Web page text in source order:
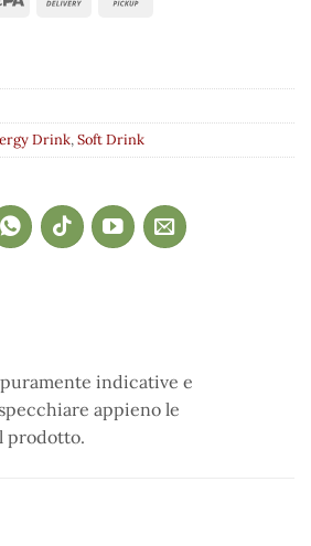
Drink,Soft Drink
indicative e
appieno le
prodotto.